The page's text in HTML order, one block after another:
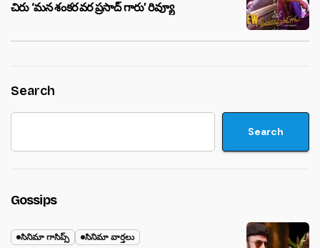
చిరు ‘మ‌న శంక‌ర వ‌ర ప్ర‌సాద్ గారు’ రివ్యూ
Search
Search
Gossips
సినిమా గాసిప్స్ సినిమా వార్తలు